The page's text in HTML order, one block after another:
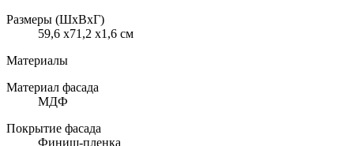
Размеры (ШхВхГ)
59,6 x71,2 x1,6 см
Материалы
Материал фасада
МДФ
Покрытие фасада
Финиш-пленка